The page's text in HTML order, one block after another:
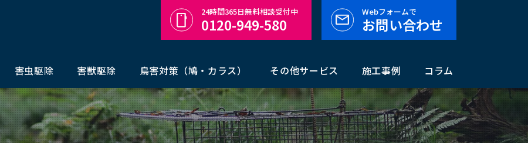
害虫駆除 害獣駆除 鳥害対策（鳩・カラス） その他サービス 施工事例 コラム
24時間365日無料相談受付中
0120-949-580
Webフォームで
お問い合わせ